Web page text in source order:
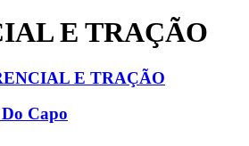
E TRAÇÃO
E TRAÇÃO
Capo